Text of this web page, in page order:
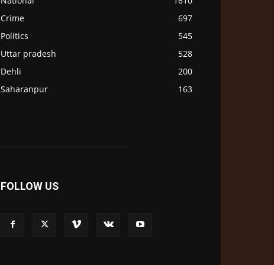
Crime
697
Politics
545
Uttar pradesh
528
Dehli
200
Saharanpur
163
FOLLOW US